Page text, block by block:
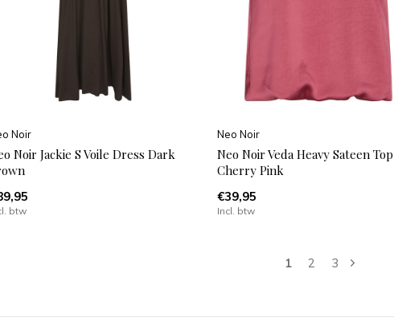
Noir
Noir Jackie S Voile Dress Dark
btw
Neo Noir
Neo Noir Veda Heavy Sateen Top
Cherry Pink
€39,95
Incl. btw
1 2 3